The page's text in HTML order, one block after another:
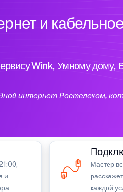
и
Wink, Умному
интернет Ростелеком,
и
Мастер
каждой